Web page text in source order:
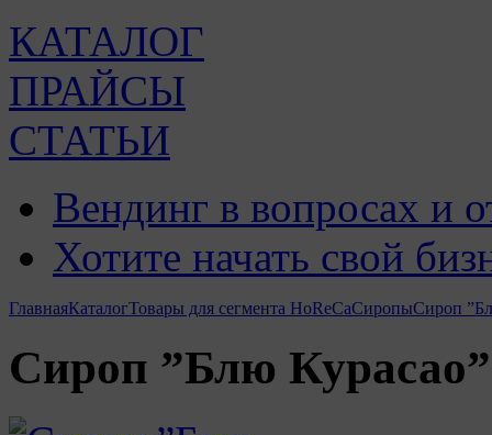
КАТАЛОГ
ПРАЙСЫ
СТАТЬИ
Вендинг в вопросах и
Хотите начать свой
ГлавнаяКаталогТовары для сегмента HoReCaСиропыСироп
Сироп ”Блю